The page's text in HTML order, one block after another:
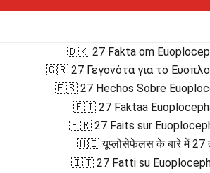
🇩🇰 27 Fakta om
🇬🇷 27 Γεγονότα για το
🇪🇸 27 Hechos Sobre
🇫🇮 27 Faktaa
🇫🇷 27 Faits sur
🇭🇮 यूप्लोसेफेलस के बारे में 27
🇮🇹 27 Fatti su